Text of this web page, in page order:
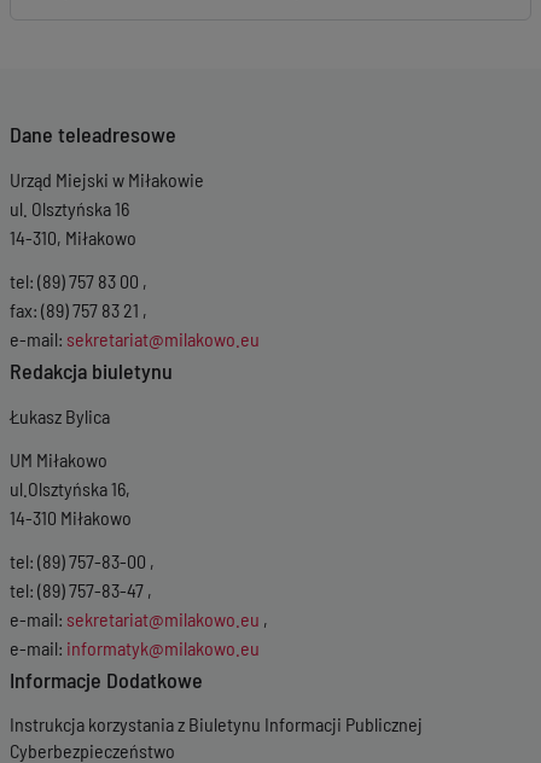
Dane teleadresowe
Urząd Miejski w Miłakowie
ul. Olsztyńska 16
14-310, Miłakowo
tel: (89) 757 83 00 ,
fax: (89) 757 83 21 ,
e-mail: sekretariat@milakowo.eu
Redakcja biuletynu
Łukasz Bylica
UM Miłakowo
ul.Olsztyńska 16,
14-310 Miłakowo
tel: (89) 757-83-00 ,
tel: (89) 757-83-47 ,
e-mail: sekretariat@milakowo.eu ,
e-mail: informatyk@milakowo.eu
Informacje Dodatkowe
Instrukcja korzystania z Biuletynu Informacji Publicznej
Cyberbezpieczeństwo